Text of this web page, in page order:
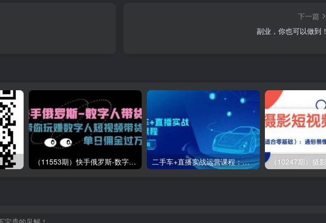
下一篇
副业，你也可以做到！
（11553期）快手俄罗斯-数字人带货，带你玩赚数字人短视频带货，单日佣金过万 二手车+直播实战运营课程：直播推荐/短视频推荐/千川投放/直播全流程